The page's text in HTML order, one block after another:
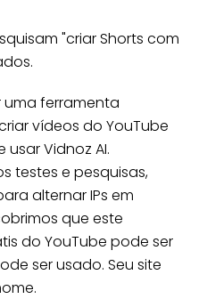
"criar Shorts com
uma ferramenta
vídeos do YouTube
usar Vidnoz AI.
testes e pesquisas,
alternar IPs em
que este
do YouTube pode ser
ser usado. Seu site